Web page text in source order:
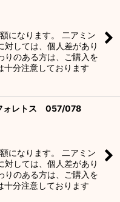
になります。 二アミン
対しては、個人差があり
りのある方は、ご購入を
分注意しております
ォレトス 057/078
になります。 二アミン
対しては、個人差があり
りのある方は、ご購入を
分注意しております